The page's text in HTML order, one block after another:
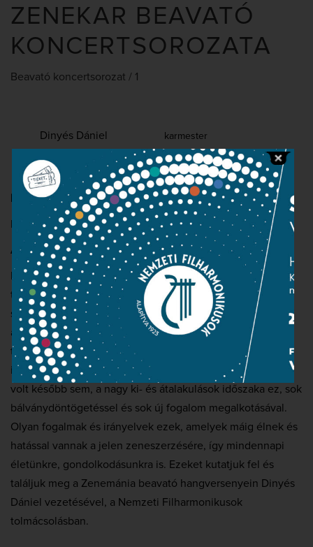
ZENEKAR BEAVATÓ
KONCERTSOROZATA
Beavató koncertsorozat / 1
Dinyés Dániel karmester
Ludwig van Beethoven: I. (C-dúr) szimfónia, op. 21
Műsorvezető és házigazda:Dinyés Dániel
Az ifjú Beethoven
Beethoven szimfóniái talán a legjátszottabb darabok a
teljes szimfonikus repertoárban. A Zenemánia következő
sorozatában csak az első három mű kerül terítékre,
alkalmanként egy. Végigkövetjük, hogyan lesz egy
tehetségből lázadó, és egy lázadóból zseni. Ennél
izgalmasabb és forrongóbb korszaka Beethovennek nem
volt később sem, a nagy ki- és átalakulások időszaka ez, sok
bálványdöntögetéssel és sok új fogalom megalkotásával.
Olyan fogalmak és irányelvek ezek, amelyek máig élnek és
hatással vannak a jelen zeneszerzésére, így mindennapi
életünkre, gondolkodásunkra is. Ezeket kutatjuk fel és
találjuk meg a Zenemánia beavató hangversenyein Dinyés
Dániel vezetésével, a Nemzeti Filharmonikusok
tolmácsolásban.